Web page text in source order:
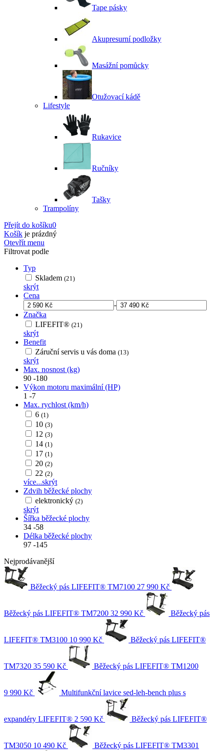
Tape pásky
Akupresurní podložky
Masážní pomůcky
Otužovací kádě
Lifestyle
Rukavice
Ručníky
Tašky
Trampolíny
Přejít do košíku0
Košík je prázdný
Otevřít menu
Filtrovat podle
Typ
Skladem (21)
skrýt
Cena
-
Značka
LIFEFIT® (21)
skrýt
Benefit
Záruční servis u vás doma (13)
skrýt
Max. nosnost (kg)
90 -180
Výkon motoru maximální (HP)
1 -7
Max. rychlost (km/h)
6 (1)
10 (3)
12 (3)
14 (1)
17 (1)
20 (2)
22 (2)
více...skrýt
Zdvih běžecké plochy
elektronický (2)
skrýt
Šířka běžecké plochy
34 -58
Délka běžecké plochy
97 -145
Nejprodávanější
Běžecký pás LIFEFIT® TM7100 27 990 Kč
Běžecký pás LIFEFIT® TM7200 32 990 Kč Běžecký pás
LIFEFIT® TM3100 10 990 Kč Běžecký pás LIFEFIT®
TM7320 35 590 Kč Běžecký pás LIFEFIT® TM1200
9 990 Kč Multifunkční lavice sed-leh-bench plus s
expandéry LIFEFIT® 2 590 Kč Běžecký pás LIFEFIT®
TM3050 10 490 Kč Běžecký pás LIFEFIT® TM3301